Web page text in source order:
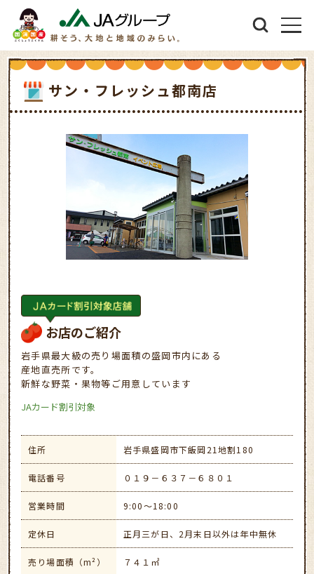
サン・フレッシュ都南店
お店のご紹介
岩手県最大級の売り場面積の盛岡市内にある
産地直売所です。
新鮮な野菜・果物等ご用意しています
JAカード割引対象
住所 岩手県盛岡市下飯岡21地割180
電話番号 ０１９－６３７－６８０１
営業時間 9:00～18:00
定休日 正月三が日、2月末日以外は年中無休
売り場面積（m²） ７４１㎡